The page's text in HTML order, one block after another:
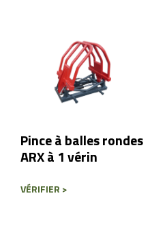
Pince à balles rondes
ARX à 1 vérin
VÉRIFIER >